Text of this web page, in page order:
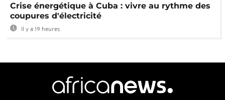
Crise énergétique à Cuba : vivre au rythme des
coupures d'électricité
Il y a 19 heures